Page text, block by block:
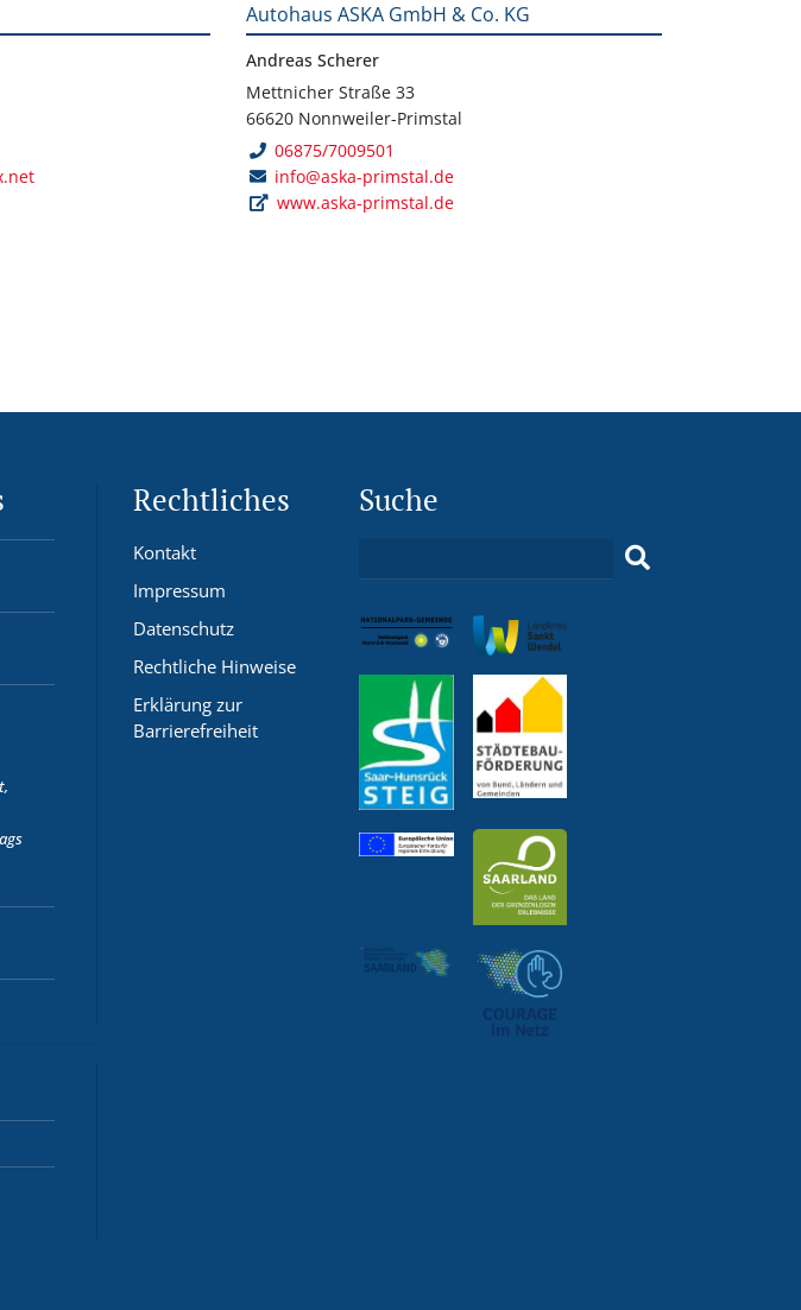
Autohaus ASKA GmbH & Co. KG
Andreas Scherer
Mettnicher Straße 33
66620 Nonnweiler-Primstal
06875/7009501
info@aska-primstal.de
www.aska-primstal.de
Rechtliches
Kontakt
Impressum
Datenschutz
Rechtliche Hinweise
Erklärung zur
Barrierefreiheit
Suche